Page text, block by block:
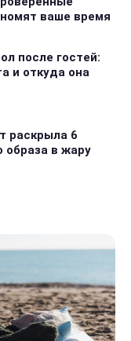
ваше время
после гостей:
и откуда она
раскрыла 6
образа в жару